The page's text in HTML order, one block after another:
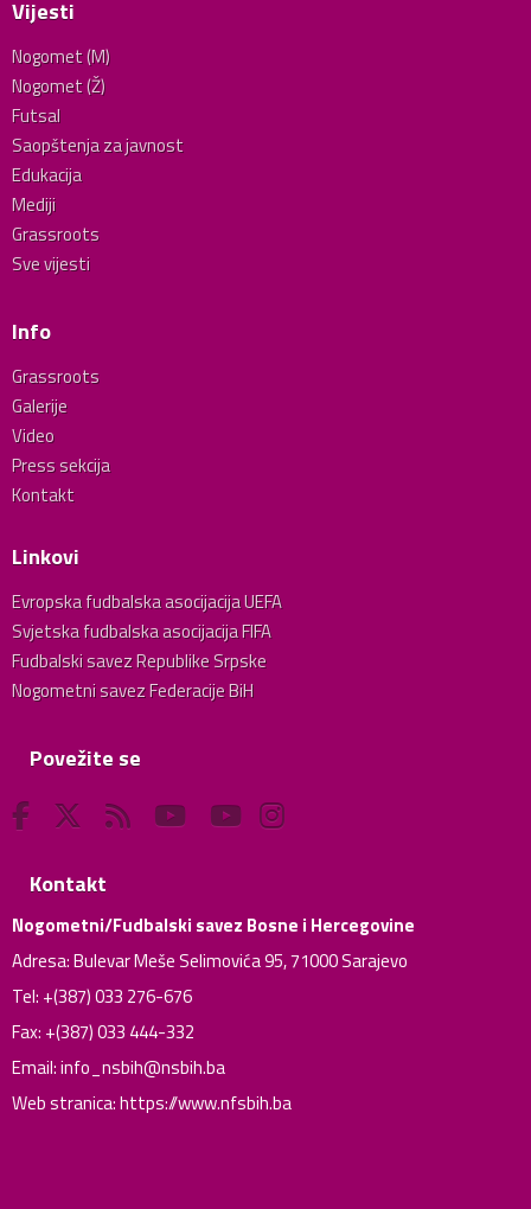
Vijesti
Nogomet (M)
Nogomet (Ž)
Futsal
Saopštenja za javnost
Edukacija
Mediji
Grassroots
Sve vijesti
Info
Grassroots
Galerije
Video
Press sekcija
Kontakt
Linkovi
Evropska fudbalska asocijacija UEFA
Svjetska fudbalska asocijacija FIFA
Fudbalski savez Republike Srpske
Nogometni savez Federacije BiH
Povežite se
Kontakt
Nogometni/Fudbalski savez Bosne i Hercegovine
Adresa: Bulevar Meše Selimovića 95, 71000 Sarajevo
Tel: +(387) 033 276-676
Fax: +(387) 033 444-332
Email:info_nsbih@nsbih.ba
Web stranica: https://www.nfsbih.ba